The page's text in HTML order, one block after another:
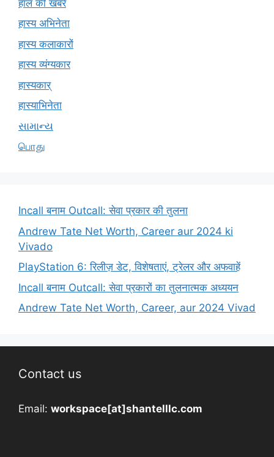
हाल की खबरें
हास्य अभिनेता
हास्य कलाकारों
हास्य व्यंग्यकार
हास्यकार्
हास्याभिनेता
સામાન્ય
பொது
Incall बनाम Outcall: सेवा प्रकार की तुलना
Andrew Tate Net Worth, Career aur 2024 ki
Vivado
PlayStation 6: रिलीज़ डेट, विशेषताएं, ट्रेलर और अफवाहें
Incall बनाम Outcall: सेवा प्रकारों का तुलनात्मक अध्ययन
Andrew Tate Net Worth, Career, aur 2024 Vivad
Contact us
Email: workspace[at]shantelllc.com